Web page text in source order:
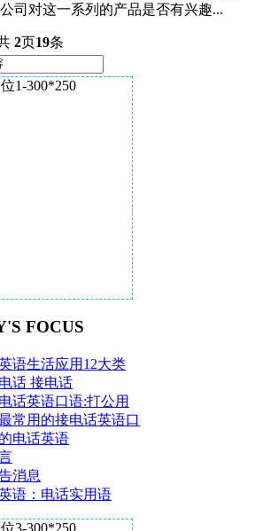
司对这一系列的产品是否有兴趣...
2页19条
1-300*250
语生活应用12大类
话 接电话
话英语口语:打公用
常用的接电话英语口
电话英语
消息
语：电话实用语